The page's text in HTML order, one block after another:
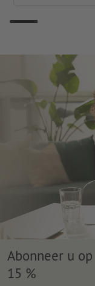
Abonneer u
15 %